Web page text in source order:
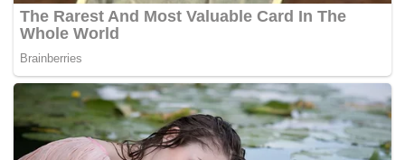
tidak boleh diterima oleh semua kaum.
“Perbuatan seperti ini boleh mencetuskan ketegangan
dan menggugat keharmonian negara.
“Pihak berkuasa diminta menyiasat dan mengambil
tindakan tegas dengan segera terhadap pengendali